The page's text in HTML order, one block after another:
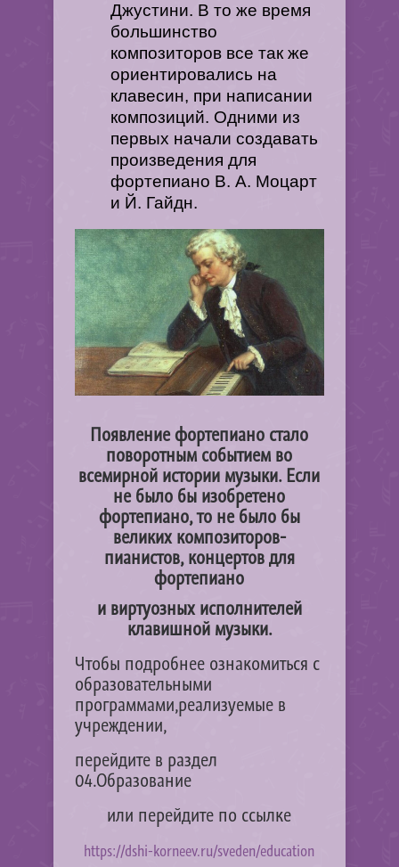
Джустини. В то же время
большинство
композиторов все так же
ориентировались на
клавесин, при написании
композиций. Одними из
первых начали создавать
произведения для
фортепиано В. А. Моцарт
и Й. Гайдн.
Появление фортепиано стало
поворотным событием во
всемирной истории музыки. Если
не было бы изобретено
фортепиано, то не было бы
великих композиторов-
пианистов, концертов для
фортепиано
и виртуозных исполнителей
клавишной музыки.
Чтобы подробнее ознакомиться с
образовательными
программами,реализуемые в
учреждении,
перейдите в раздел
04.Образование
или перейдите по ссылке
https://dshi-korneev.ru/sveden/education